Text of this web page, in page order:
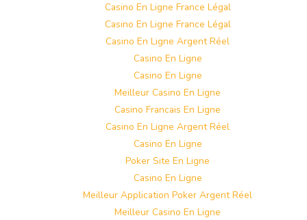
Casino En Ligne France Légal
Casino En Ligne France Légal
Casino En Ligne Argent Réel
Casino En Ligne
Casino En Ligne
Meilleur Casino En Ligne
Casino Francais En Ligne
Casino En Ligne Argent Réel
Casino En Ligne
Poker Site En Ligne
Casino En Ligne
Meilleur Application Poker Argent Réel
Meilleur Casino En Ligne